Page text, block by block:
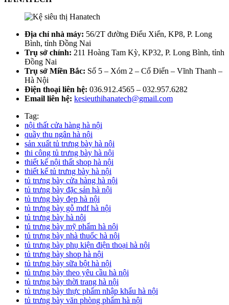
Địa chỉ nhà máy: 56/2T đường Điểu Xiển, KP8, P. Long
Bình, tỉnh Đồng Nai
Trụ sở chính: 211 Hoàng Tam Kỳ, KP32, P. Long Bình, tỉnh
Đồng Nai
Trụ sở Miền Bắc: Số 5 – Xóm 2 – Cổ Điển – Vĩnh Thanh –
Hà Nội
Điện thoại liên hệ: 036.912.4565 – 032.957.6282
Email liên hệ: kesieuthihanatech@gmail.com
Tag:
nội thất cửa hàng hà nội
quầy thu ngân hà nội
sản xuất tủ trưng bày hà nội
thi công tủ trưng bày hà nội
thiết kế nội thất shop hà nội
thiết kế tủ trưng bày hà nội
tủ trưng bày cửa hàng hà nội
tủ trưng bày đặc sản hà nội
tủ trưng bày đẹp hà nội
tủ trưng bày gỗ mdf hà nội
tủ trưng bày hà nội
tủ trưng bày mỹ phẩm hà nội
tủ trưng bày nhà thuốc hà nội
tủ trưng bày phụ kiện điện thoại hà nội
tủ trưng bày shop hà nội
tủ trưng bày sữa bột hà nội
tủ trưng bày theo yêu cầu hà nội
tủ trưng bày thời trang hà nội
tủ trưng bày thực phẩm nhập khẩu hà nội
tủ trưng bày văn phòng phẩm hà nội